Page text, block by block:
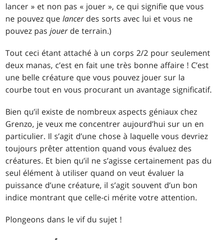
lancer » et non pas « jouer », ce qui signifie que vous
ne pouvez quelancerdes sorts avec lui et vous ne
pouvez pasjouerde terrain.)
Tout ceci étant attaché à un corps 2/2 pour seulement
deux manas, c’est en fait une très bonne affaire ! C’est
une belle créature que vous pouvez jouer sur la
courbe tout en vous procurant un avantage significatif.
Bien qu’il existe de nombreux aspects géniaux chez
Grenzo, je veux me concentrer aujourd’hui sur un en
particulier. Il s’agit d’une chose à laquelle vous devriez
toujours prêter attention quand vous évaluez des
créatures. Et bien qu’il ne s’agisse certainement pas du
seul élément à utiliser quand on veut évaluer la
puissance d’une créature, il s’agit souvent d’un bon
indice montrant que celle-ci mérite votre attention.
Plongeons dans le vif du sujet !